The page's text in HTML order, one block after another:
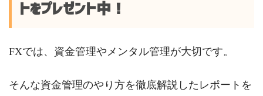
トをプレゼント中！
FXでは、資金管理やメンタル管理が大切です。
そんな資金管理のやり方を徹底解説したレポートを